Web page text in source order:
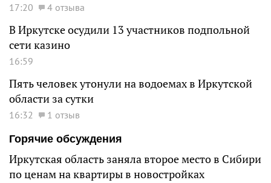
17:20 4 отзыва
В Иркутске осудили 13 участников подпольной
сети казино
16:59
Пять человек утонули на водоемах в Иркутской
области за сутки
16:32
1 отзыв
Горячие обсуждения
Иркутская область заняла второе место в Сибири
по ценам на квартиры в новостройках